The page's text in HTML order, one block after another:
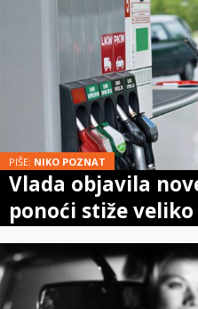
PIŠE: NIKO POZNAT
Vlada objavila
ponoći stiže